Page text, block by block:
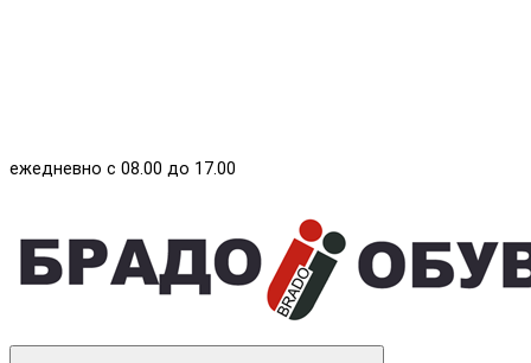
ежедневно с 08.00 до 17.00